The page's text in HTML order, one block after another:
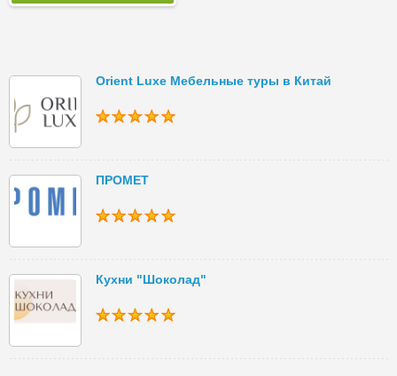
Orient Luxe Мебельные туры в Китай
ПРОМЕТ
Кухни "Шоколад"